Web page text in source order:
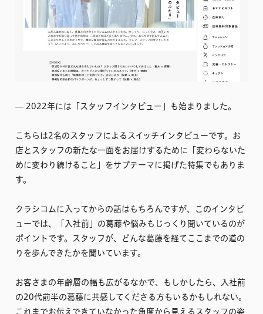
–– 2022年には「スタッフインタビュー」も始まりました。
こちらは2名のスタッフによるスイッチインタビューです。お
店とスタッフの新たな一面をお届けするために「変わらないた
めに変わり続けること」をサブテーマに掲げた特集でもありま
す。
クラシコムに入ってからの話はもちろんですが、このインタビ
ューでは、「入社前」の葛藤や悩みもじっくり聞いているのが
ポイントです。スタッフが、どんな葛藤を経てここまでの道の
りを歩んできたかを聞いています。
お客さまの年齢層の幅も広がるなかで、もしかしたら、入社前
の20代前半の葛藤に共感してくださる方もいるかもしれない。
これまでお伝えできていなかった角度から見えるスタッフの姿